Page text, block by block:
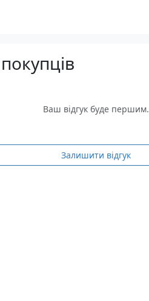
Ваш відгук буде першим.
Залишити відгук